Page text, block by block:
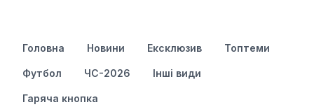
Головна Новини Ексклюзив Топтеми
Футбол ЧС-2026 Інші види
Гаряча кнопка